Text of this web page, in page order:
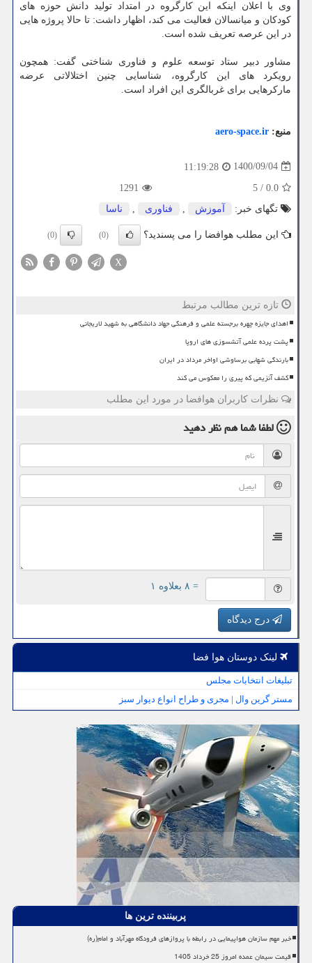
وی با اعلان اینکه این کارگروه در امتداد تولید دانش حوزه های
کودکان و میانسالان فعالیت می کند، اظهار داشت: تا حالا پروژه هایی
در این عرصه تعریف شده است.
مشاور دبیر ستاد توسعه علوم و فناوری شناختی گفت: همچون
رویکرد های این کارگروه، شناسایی چنین اختلالاتی عرضه
مارکرهایی برای غربالگری این افراد است.
منبع: aero-space.ir
1400/09/04
11:19:28
0.0
/
5
1291
تگهای خبر:
آموزش , فناوری , ناسا
این مطلب هوافضا را می پسندید؟ (0)
(0)
X
تازه ترین مطالب مرتبط
اهدای جایزه چهره برجسته علمی و فرهنگی جهاد دانشگاهی به شهید لاریجانی
پشت پرده علمی آتشسوزی های اروپا
بارندگی شهابی برساوشی اواخر مرداد در ایران
کشف آنزیمی که پیری را معکوس می کند
نظرات کاربران هوافضا در مورد این مطلب
لطفا شما همنظر دهید
= ۸ بعلاوه ۱
درج دیدگاه
لینک دوستان هوا فضا
تبلیغات انتخابات مجلس
مستر گرین وال | مجری و طراح انواع دیوار سبز
پربیننده ترین ها
خبر مهم سازمان هواپیمایی در رابطه با پروازهای فرودگاه مهرآباد و امام(ره)
قیمت سیمان عمده امروز 25 خرداد 1405